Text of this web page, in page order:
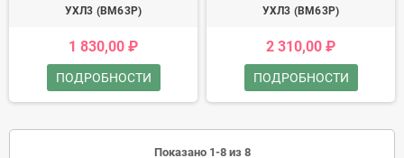
УХЛ3 (ВМ63Р)
1 830,00 ₽
ПОДРОБНОСТИ
УХЛ3 (ВМ63Р)
2 310,00 ₽
ПОДРОБНОСТИ
Показано 1-8 из 8